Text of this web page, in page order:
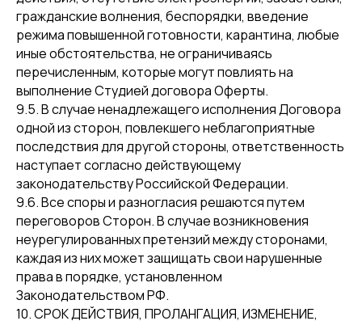
гражданские волнения, беспорядки, введение
режима повышенной готовности, карантина, любые
иные обстоятельства, не ограничиваясь
перечисленным, которые могут повлиять на
выполнение Студией договора Оферты.
9.5. В случае ненадлежащего исполнения Договора
одной из сторон, повлекшего неблагоприятные
последствия для другой стороны, ответственность
наступает согласно действующему
законодательству Российской Федерации.
9.6. Все споры и разногласия решаются путем
переговоров Сторон. В случае возникновения
неурегулированных претензий между сторонами,
каждая из них может защищать свои нарушенные
права в порядке, установленном
Законодательством РФ.
10. СРОК ДЕЙСТВИЯ, ПРОЛАНГАЦИЯ, ИЗМЕНЕНИЕ,